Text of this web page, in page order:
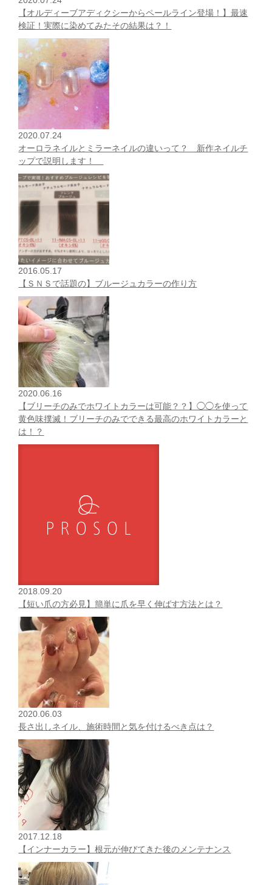
【オルディーブアディクシーからペールライン登場！】最速
検証！実際に染めてみたその結果は？！
2020.07.24
オーロラネイルとミラーネイルの違いって？ 新作ネイルチ
ップで説明します！
2016.05.17
【ＳＮＳで話題の】ブルージュカラーの作り方
2020.06.16
【ブリーチのみでホワイトカラーは可能？？】◯◯を使って
黄色味撲滅！ブリーチのみでできる最高のホワイトカラーと
は！？
2018.09.20
【短い爪の方必見】簡単に爪を早く伸ばす方法とは？
2020.06.03
長さ出しネイル、施術時間と気を付けるべき点は？
2017.12.18
【インナーカラー】根元が伸びてきた後のメンテナンス